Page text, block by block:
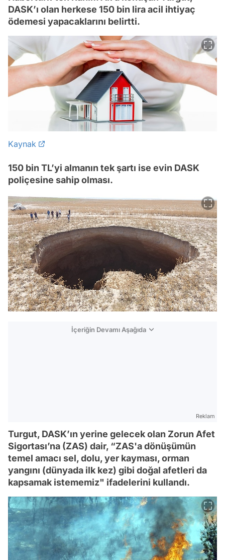
DASK’ı olan herkese 150 bin lira acil ihtiyaç
ödemesi yapacaklarını belirtti.
Kaynak
150 bin TL’yi almanın tek şartı ise evin DASK
poliçesine sahip olması.
İçeriğin Devamı Aşağıda
Reklam
Turgut, DASK’ın yerine gelecek olan Zorun Afet
Sigortası’na (ZAS) dair, “ZAS'a dönüşümün
temel amacı sel, dolu, yer kayması, orman
yangını (dünyada ilk kez) gibi doğal afetleri da
kapsamak istememiz" ifadelerini kullandı.